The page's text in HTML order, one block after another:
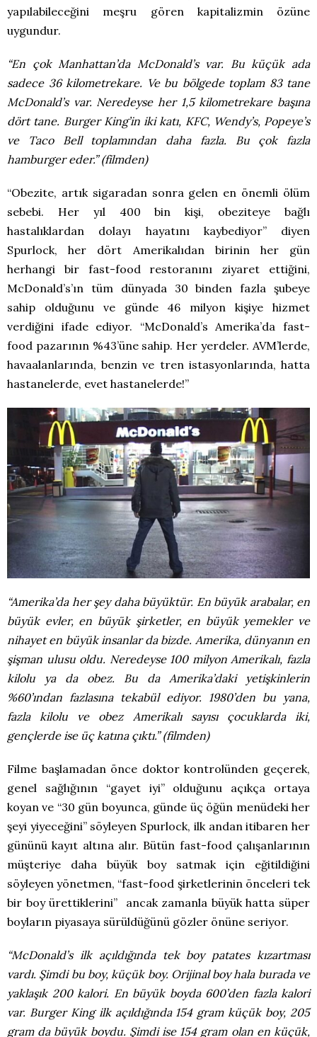
yapılabileceğini meşru gören kapitalizmin özüne
uygundur.
“En çok Manhattan’da McDonald’s var. Bu küçük ada
sadece 36 kilometrekare. Ve bu bölgede toplam 83 tane
McDonald’s var. Neredeyse her 1,5 kilometrekare başına
dört tane. Burger King’in iki katı, KFC, Wendy’s, Popeye’s
ve Taco Bell toplamından daha fazla. Bu çok fazla
hamburger eder.” (filmden)
“Obezite, artık sigaradan sonra gelen en önemli ölüm
sebebi. Her yıl 400 bin kişi, obeziteye bağlı
hastalıklardan dolayı hayatını kaybediyor” diyen
Spurlock, her dört Amerikalıdan birinin her gün
herhangi bir fast-food restoranını ziyaret ettiğini,
McDonald’s’ın tüm dünyada 30 binden fazla şubeye
sahip olduğunu ve günde 46 milyon kişiye hizmet
verdiğini ifade ediyor. “McDonald’s Amerika’da fast-
food pazarının %43’üne sahip. Her yerdeler. AVM’lerde,
havaalanlarında, benzin ve tren istasyonlarında, hatta
hastanelerde, evet hastanelerde!”
“Amerika’da her şey daha büyüktür. En büyük arabalar, en
büyük evler, en büyük şirketler, en büyük yemekler ve
nihayet en büyük insanlar da bizde. Amerika, dünyanın en
şişman ulusu oldu. Neredeyse 100 milyon Amerikalı, fazla
kilolu ya da obez. Bu da Amerika’daki yetişkinlerin
%60’ından fazlasına tekabül ediyor. 1980’den bu yana,
fazla kilolu ve obez Amerikalı sayısı çocuklarda iki,
gençlerde ise üç katına çıktı.” (filmden)
Filme başlamadan önce doktor kontrolünden geçerek,
genel sağlığının “gayet iyi” olduğunu açıkça ortaya
koyan ve “30 gün boyunca, günde üç öğün menüdeki her
şeyi yiyeceğini” söyleyen Spurlock, ilk andan itibaren her
gününü kayıt altına alır. Bütün fast-food çalışanlarının
müşteriye daha büyük boy satmak için eğitildiğini
söyleyen yönetmen, “fast-food şirketlerinin önceleri tek
bir boy ürettiklerini” ancak zamanla büyük hatta süper
boyların piyasaya sürüldüğünü gözler önüne seriyor.
“McDonald’s ilk açıldığında tek boy patates kızartması
vardı. Şimdi bu boy, küçük boy. Orijinal boy hala burada ve
yaklaşık 200 kalori. En büyük boyda 600’den fazla kalori
var. Burger King ilk açıldığında 154 gram küçük boy, 205
gram da büyük boydu. Şimdi ise 154 gram olan en küçük,